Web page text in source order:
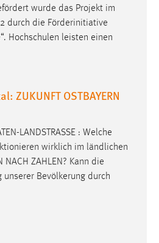
wurde das Projekt im
durch die Förderinitiative
Hochschulen leisten einen
ZUKUNFT OSTBAYERN
LANDSTRASSE : Welche
wirklich im ländlichen
NACH ZAHLEN? Kann die
unserer Bevölkerung durch
mibew_locale, mibew-
chat-frame-style-
Sitzungslaufzeit, mibew_locale = 3
= 1 Jahr
um sich an der Website